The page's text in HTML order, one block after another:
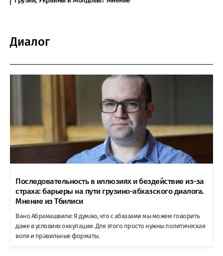
Диалог
Последовательность в иллюзиях и бездействие из-за
страха: барьеры на пути грузино-абхазского диалога.
Мнение из Тбилиси
Вано Абрамашвили: Я думаю, что с абхазами мы можем говорить
даже в условиях оккупации. Для этого просто нужны политическая
воля и правильные форматы.